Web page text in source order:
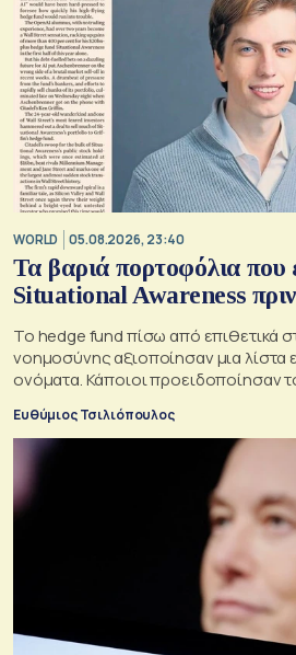
WORLD 05.08.2026, 23:40
Τα βαριά πορτοφόλια που
Situational Awareness
Το hedge fund πίσω από επιθετικά
νοημοσύνης αξιοποίησαν μια λίστα
ονόματα. Κάποιοι προειδοποίησαν
Ευθύμιος Τσιλιόπουλος